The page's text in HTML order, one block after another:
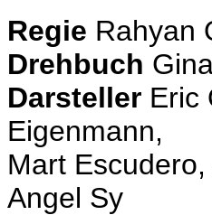
Regie Rahyan
Drehbuch
Darsteller Eric
Eigenmann,
Mart
Angel Sy